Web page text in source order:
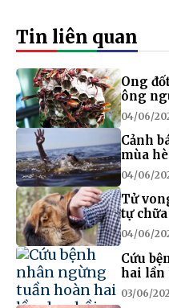
Tin liên quan
Ong
ông
04/06/
Cảnh
mùa hè
04/06/
Tử
tự
04/06/
Cứu
hai lần
03/06/